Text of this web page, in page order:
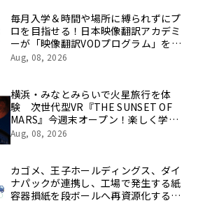
像を公開！
毎月入学＆時間や場所に縛られずにプ
ロを目指せる！日本映像翻訳アカデミ
ーが「映像翻訳VODプログラム」を
2026年10月より開講！
Aug, 08, 2026
横浜・みなとみらいで火星旅行を体
験 次世代型VR『THE SUNSET OF
MARS』今週末オープン！楽しく学べ
るパネル展やワークショップなど関連
Aug, 08, 2026
カゴメ、王子ホールディングス、ダイ
ナパックが連携し、工場で発生する紙
容器損紙を段ボールへ再資源化する実